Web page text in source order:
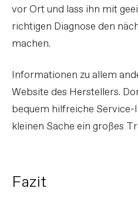
vor Ort und lass ihn mit
richtigen Diagnose den
machen.
Informationen zu allem
Website des Herstellers.
bequem hilfreiche
kleinen Sache ein großes
Fazit